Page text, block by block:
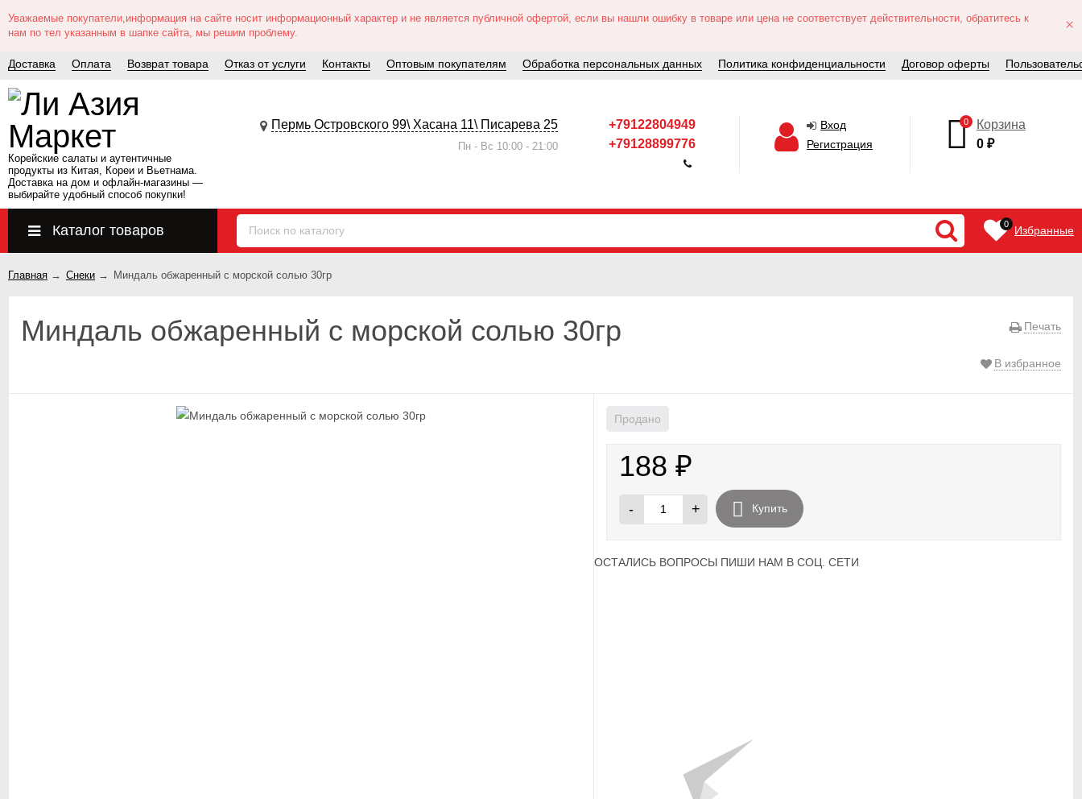
Уважаемые покупатели,информация на сайте носит информационный характер и не является публичной офертой, если вы нашли ошибку в товаре или цена не соответствует действительности, обратитесь к
нам по тел указанным в шапке сайта, мы решим проблему.
×
Доставка Оплата Возврат товара Отказ от услуги Контакты Оптовым покупателям Обработка персональных данных Политика конфиденциальности Договор оферты
Корейские салаты и аутентичные
продукты из Китая, Кореи и Вьетнама.
Доставка на дом и офлайн‑магазины —
выбирайте удобный способ покупки!
Пермь Островского 99\ Хасана 11\ Писарева 25
Пн - Вс 10:00 - 21:00
+79122804949
+79128899776
Вход
Регистрация
0
Корзина
0₽
Каталог товаров 0 Избранные
Главная → Снеки → Миндаль обжаренный с морской солью 30гр
Печать
Миндаль обжаренный с морской солью 30гр
В избранное
Продано
188₽
- + Купить
ОСТАЛИСЬ ВОПРОСЫ ПИШИ НАМ В СОЦ. СЕТИ